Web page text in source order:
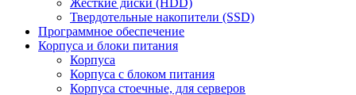
Твердотельные накопители (SSD)
Программное обеспечение
Корпуса и блоки питания
Корпуса
Корпуса с блоком питания
Корпуса стоечные, для серверов